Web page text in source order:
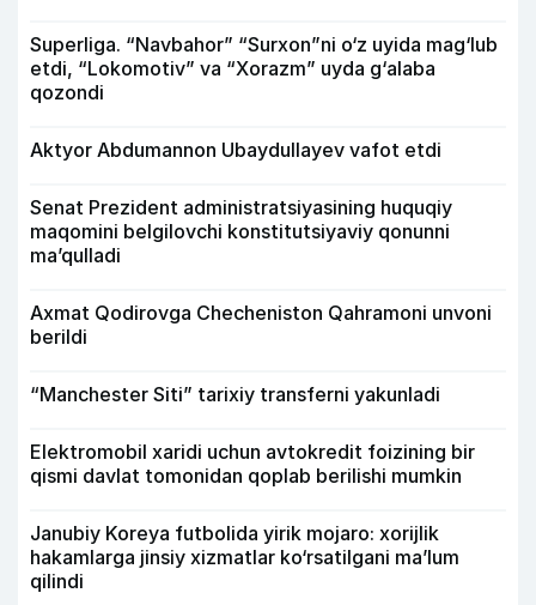
Superliga. “Navbahor” “Surxon”ni o‘z uyida mag‘lub
etdi, “Lokomotiv” va “Xorazm” uyda g‘alaba
qozondi
Aktyor Abdu­mannon Ubaydullayev vafot etdi
Senat Prezident administratsiyasining huquqiy
maqomini belgilovchi konstitutsiyaviy qonunni
ma’qulladi
Axmat Qodirovga Checheniston Qahramoni unvoni
berildi
“Manchester Siti” tarixiy transferni yakunladi
Elektromobil xaridi uchun avtokredit foizining bir
qismi davlat tomonidan qoplab berilishi mumkin
Janubiy Koreya futbolida yirik mojaro: xorijlik
hakamlarga jinsiy xizmatlar ko‘rsatilgani ma’lum
qilindi